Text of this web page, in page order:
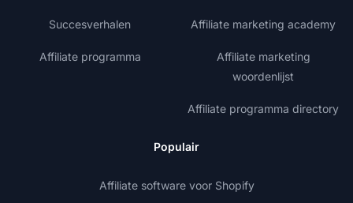
Succesverhalen
Affiliate programma
Affiliate marketing academy
Affiliate marketing
woordenlijst
Affiliate programma directory
Populair
Affiliate software voor Shopify